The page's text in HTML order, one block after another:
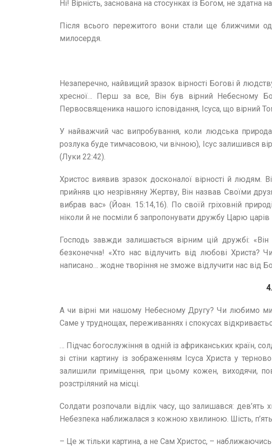
Ні! Вірність, заснована на стосунках із Богом, не
Після всього пережитого вони стали ще ближчими
милосердя.
Незаперечно, найвищий зразок вірності Богові й
хресної… Перш за все, Він був вірний Небесному
Первосвященика нашого ісповідання, Ісуса, що вірний
У найважчий час випробування, коли людська
розлука буде тимчасовою, чи вічною), Ісус залишився
(Луки 22:42).
Христос виявив зразок досконалої вірності й людям.
прийняв цю незрівняну Жертву, Він назвав Своїми
вибрав вас» (Йоан. 15:14,16). По своїй гріховній
ніколи й не посміли б запропонувати дружбу Царю
Господь завжди залишається вірним цій дружбі:
безконечна! «Хто нас відлучить від любові Христа?
написано… жодне творіння не зможе відлучити нас від
А чи вірні ми нашому Небесному Другу? Чи любимо ми
Саме у труднощах, переживаннях і спокусах
… Підчас богослужіння в одній із африканських країн,
зі стіни картину із зображенням Ісуса Христа у
залишили приміщення, при цьому кожен, виходячи,
розстріляний на місці.
Солдати розпочали відлік часу, що залишався: дев’ять
Небезпека наближалася з кожною хвилиною. Шість,
– Це ж тільки картина, а не Сам Христос, –